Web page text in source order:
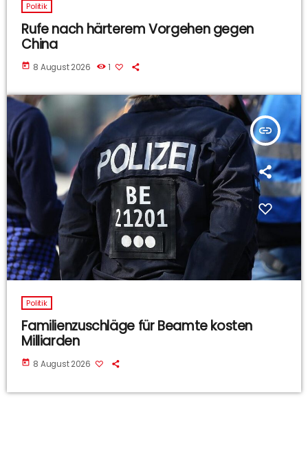
Politik
Rufe nach härterem Vorgehen gegen
China
today 8 August 2026 1
insert_link
Politik
Familienzuschläge für Beamte kosten
Milliarden
today 8 August 2026